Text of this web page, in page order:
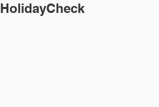
HolidayCheck